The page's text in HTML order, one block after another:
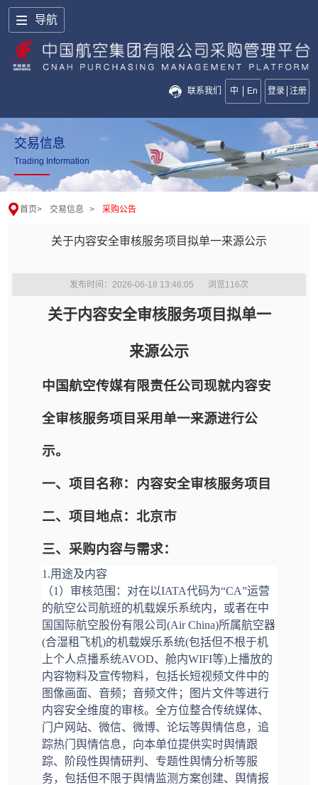
导航
联系我们 中 En 登录 注册
交易信息
Trading Information
首页> 交易信息 > 采购公告
关于内容安全审核服务项目拟单一来源公示
发布时间：2026-06-18 13:46:05 浏览116次
关于内容安全审核服务项目拟单一
来源公示
中国航空传媒有限责任公司现就内容安
全审核服务项目采用单一来源进行公
示。
一、项目名称：内容安全审核服务项目
二、项目地点：北京市
三、采购内容与需求：
1.用途及内容
（1）审核范围：对在以IATA代码为“CA”运营
的航空公司航班的机载娱乐系统内，或者在中
国国际航空股份有限公司(Air China)所属航空器
(合湿租飞机)的机载娱乐系统(包括但不根于机
上个人点播系统AVOD、舱内WIFI等)上播放的
内容物料及宣传物料，包括长短视频文件中的
图像画面、音频；音频文件；图片文件等进行
内容安全维度的审核。全方位整合传统媒体、
门户网站、微信、微博、论坛等舆情信息，追
踪热门舆情信息，向本单位提供实时舆情跟
踪、阶段性舆情研判、专题性舆情分析等服
务，包括但不限于舆情监测方案创建、舆情报